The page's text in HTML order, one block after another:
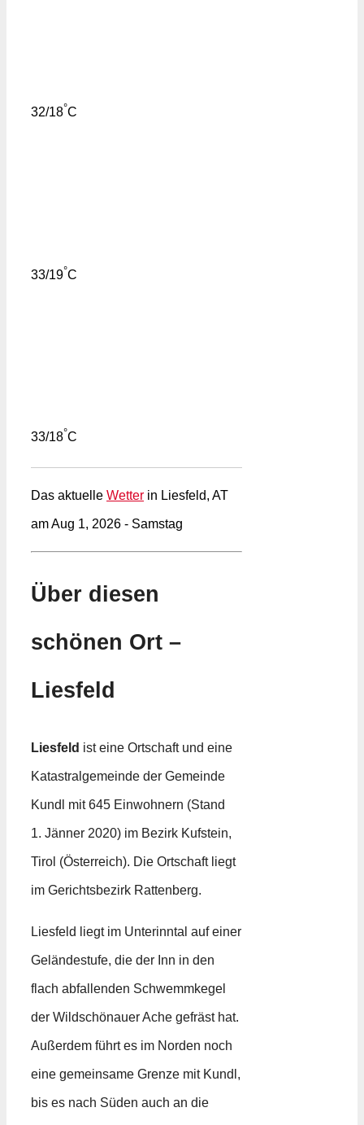
32/18°C
33/19°C
33/18°C
Das aktuelle Wetter in Liesfeld, AT
am Aug 1, 2026 - Samstag
Über diesen
schönen Ort –
Liesfeld
Liesfeld ist eine Ortschaft und eine
Katastralgemeinde der Gemeinde
Kundl mit 645 Einwohnern (Stand
1. Jänner 2020) im Bezirk Kufstein,
Tirol (Österreich). Die Ortschaft liegt
im Gerichtsbezirk Rattenberg.
Liesfeld liegt im Unterinntal auf einer
Geländestufe, die der Inn in den
flach abfallenden Schwemmkegel
der Wildschönauer Ache gefräst hat.
Außerdem führt es im Norden noch
eine gemeinsame Grenze mit Kundl,
bis es nach Süden auch an die